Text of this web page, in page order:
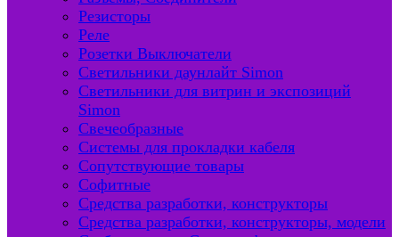
Резисторы
Реле
Розетки Выключатели
Светильники даунлайт Simon
Светильники для витрин и экспозиций
Simon
Свечеобразные
Системы для прокладки кабеля
Сопутствующие товары
Софитные
Средства разработки, конструкторы
Средства разработки, конструкторы, модели